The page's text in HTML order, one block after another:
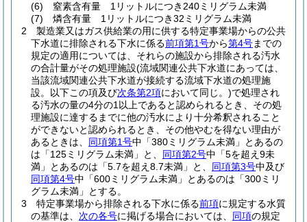
(6)
窒素含有量 1リットルにつき240ミリグラム未満
(7)
燐含有量 1リットルにつき32ミリグラム未満
2
製造業又はガス供給業の用に供する特定事業場からの公共
下水道に排除される下水に係る前項第1号から第4号までの
規定の適用については、それらの施設から排除される汚水
の合計量がその処理施設(流域関連公共下水道にあっては、
当該流域関連公共下水道が接続する流域下水道の処理施
設。以下この項及び次条第2項において同じ。)で処理され
る汚水の量の4分の1以上であると認められるとき、その処
理施設に達するまでに他の汚水により十分希釈されること
ができないと認められるとき、その他やむを得ない理由が
あるときは、 同項第1号中「380ミリグラム未満」とあるの
は「125ミリグラム未満」と、 同項第2号中「5を超え9未
満」とあるのは「5.7を超え8.7未満」と、 同項第3号中及び
同項第4号中「600ミリグラム未満」とあるのは「300ミリ
グラム未満」とする。
3
特定事業場から排除される下水に係る前項に規定する水質
の基準は、 次の各号に掲げる場合においては、 同項の規定